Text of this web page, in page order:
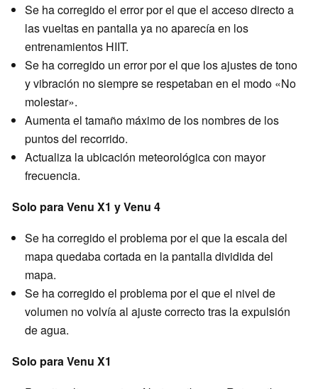
Se ha corregido el error por el que el acceso directo a
las vueltas en pantalla ya no aparecía en los
entrenamientos HIIT.
Se ha corregido un error por el que los ajustes de tono
y vibración no siempre se respetaban en el modo «No
molestar».
Aumenta el tamaño máximo de los nombres de los
puntos del recorrido.
Actualiza la ubicación meteorológica con mayor
frecuencia.
Solo para Venu X1 y Venu 4
Se ha corregido el problema por el que la escala del
mapa quedaba cortada en la pantalla dividida del
mapa.
Se ha corregido el problema por el que el nivel de
volumen no volvía al ajuste correcto tras la expulsión
de agua.
Solo para Venu X1